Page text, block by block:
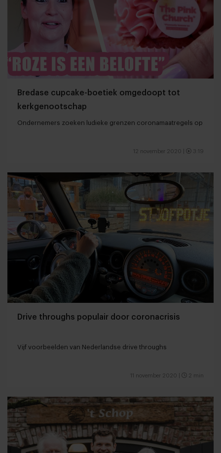
Bredase cupcake-boetiek omgedoopt tot
kerkgenootschap
Ondernemers zoeken ludieke grenzen coronamaatregels op
12 november 2020 3:19
Drive throughs populair door coronacrisis
Vijf voorbeelden van Nederlandse drive throughs
11 november 2020 2 min